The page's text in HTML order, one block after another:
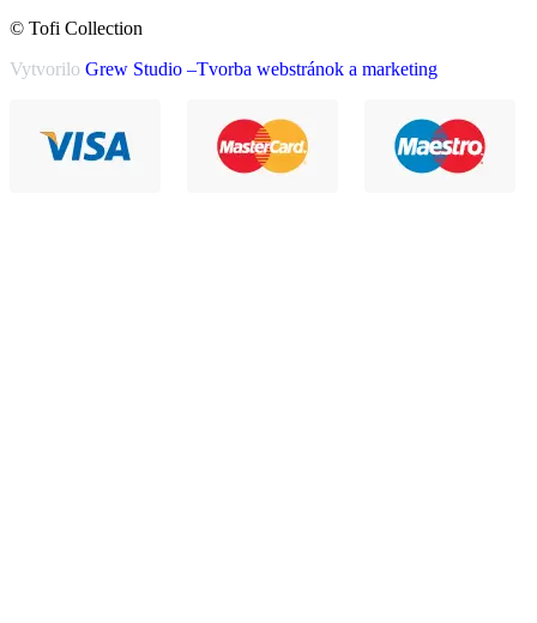
© Tofi Collection
Vytvorilo Grew Studio –Tvorba webstránok a marketing